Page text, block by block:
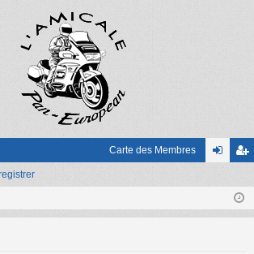
Carte des Membres
nr